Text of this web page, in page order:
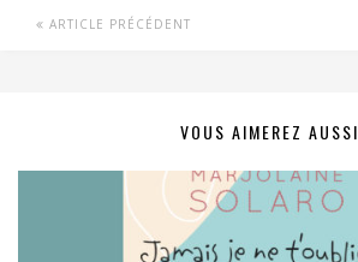
ARTICLE PRÉCÉDENT
VOUS AIMEREZ AUSSI